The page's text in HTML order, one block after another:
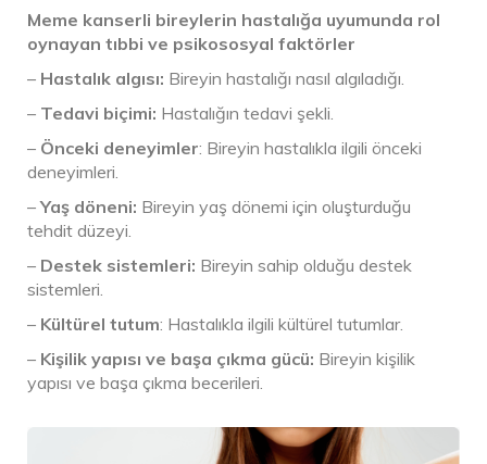
Meme kanserli bireylerin hastalığa uyumunda rol
oynayan tıbbi ve psikososyal faktörler
– Hastalık algısı: Bireyin hastalığı nasıl algıladığı.
– Tedavi biçimi: Hastalığın tedavi şekli.
– Önceki deneyimler: Bireyin hastalıkla ilgili önceki
deneyimleri.
–Yaş döneni: Bireyin yaş dönemi için oluşturduğu
tehdit düzeyi.
– Destek sistemleri: Bireyin sahip olduğu destek
sistemleri.
– Kültürel tutum: Hastalıkla ilgili kültürel tutumlar.
– Kişilik yapısı ve başa çıkma gücü: Bireyin kişilik
yapısı ve başa çıkma becerileri.